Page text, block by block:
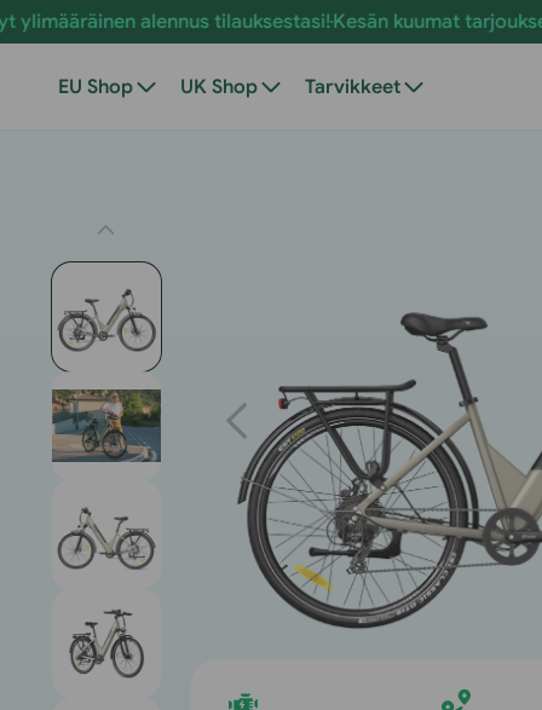
Siirry
alennus tilauksestasi! Kesän kuumat tarjoukset ovat
EU Shop UK Shop Tarvikkeet